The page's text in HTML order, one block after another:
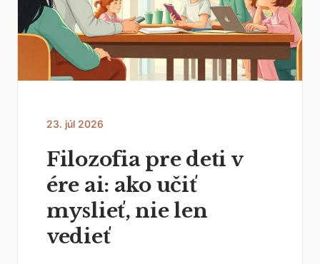
23. júl 2026
Filozofia pre deti v
ére ai: ako učiť
myslieť, nie len
vedieť